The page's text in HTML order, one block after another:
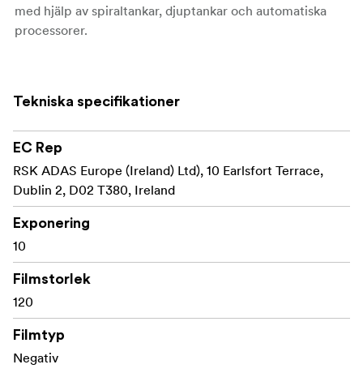
med hjälp av spiraltankar, djuptankar och automatiska
processorer.
Stor exponeringsbredd.
En av Ilfords klassiker.
Ilford HP5 PLUS finns i 35mm, 35mm bulk, 120-film,
9x12cm, 4x5"-, 4.75x6.5"-, 5x7"- och 8x10"-arkfilm.
Tekniska specifikationer
EC Rep
RSK ADAS Europe (Ireland) Ltd), 10 Earlsfort Terrace,
Dublin 2, D02 T380, Ireland
Exponering
10
Filmstorlek
120
Filmtyp
Negativ